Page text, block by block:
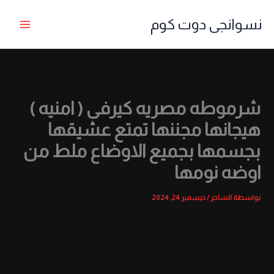
نسوانجى دوت كوم
شرموطه مصريه كيرفى ( امنيه )
هيجانها مجننها تمتع عشيقها
بجسمها بجميع الاوضاع ملط من
اوضه نومها
بواسطة الساحر/ديسمبر 24, 2024